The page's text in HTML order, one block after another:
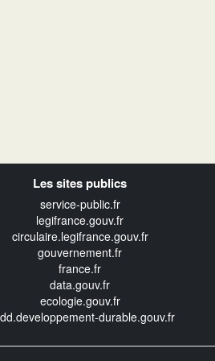
Les sites publics
service-public.fr
legifrance.gouv.fr
circulaire.legifrance.gouv.fr
gouvernement.fr
france.fr
data.gouv.fr
ecologie.gouv.fr
durable.gouv.fr